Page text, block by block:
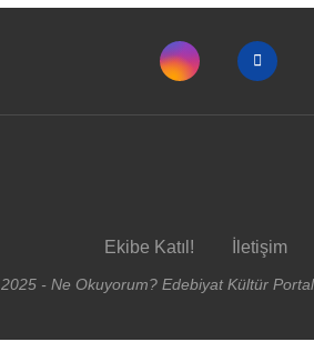
Ekibe Katıl! İletişim
2025 - Ne Okuyorum? Edebiyat Kültür